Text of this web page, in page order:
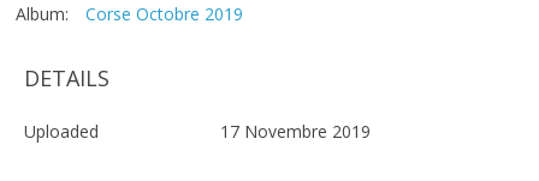
Album: Corse Octobre 2019
DETAILS
Uploaded 17 Novembre 2019